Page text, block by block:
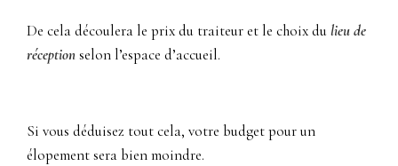
De cela découlera le prix du traiteur et le choix du lieu de
réceptionselon l’espace d’accueil.
Si vous déduisez tout cela, votre budget pour un
élopement sera bien moindre.